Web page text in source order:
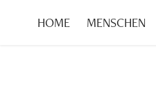
HOME MENSCHEN